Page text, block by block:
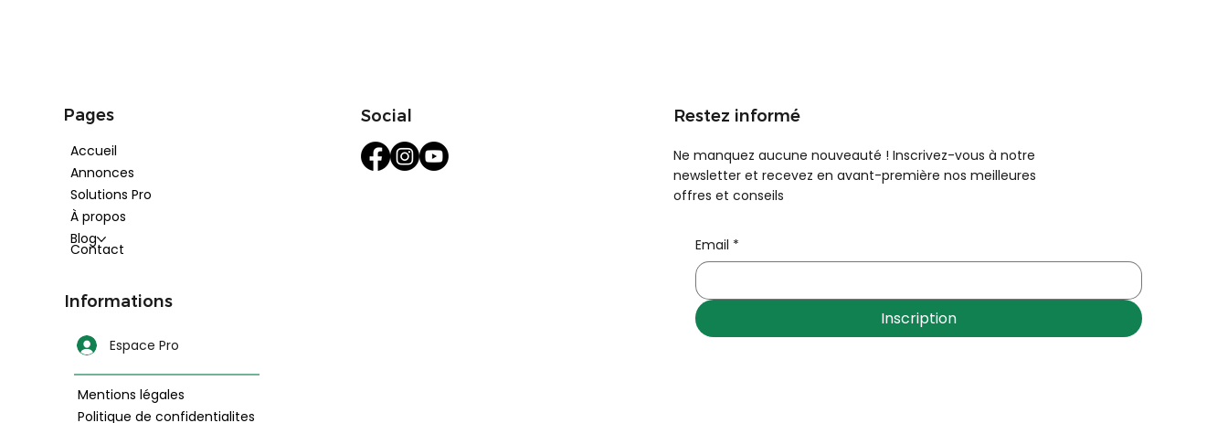
Restez informé
Ne manquez aucune nouveauté ! Inscrivez-vous à notre
newsletter et recevez en avant-première nos meilleures
offres et conseils
Email *
Inscription
Pages
Accueil
Annonces
Solutions Pro
À propos
Blog
Contact
Informations
Espace Pro
Mentions légales
Politique de confidentialites
Social